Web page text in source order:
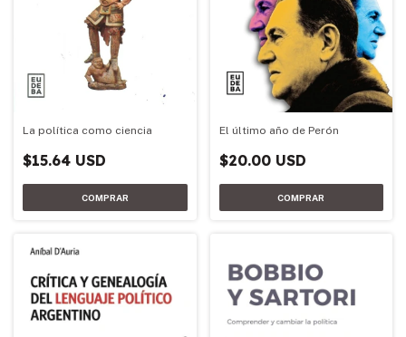
La política como ciencia
$15.64 USD
El último año de Perón
$20.00 USD